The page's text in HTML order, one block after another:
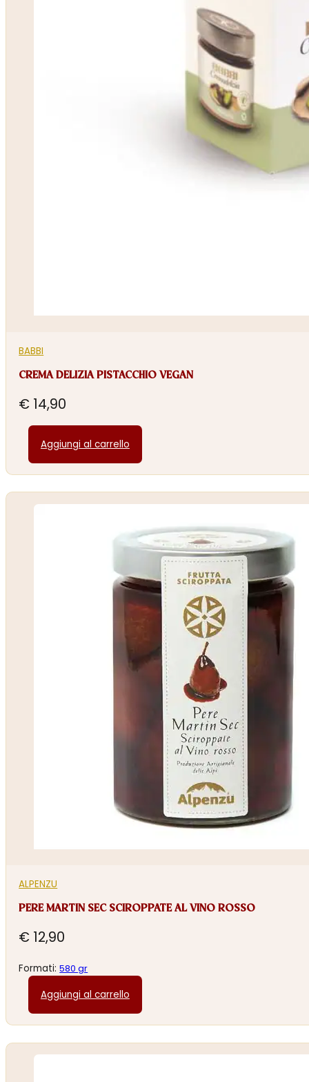
BABBI
CREMA DELIZIA PISTACCHIO VEGAN
€ 14,90
Aggiungi al carrello
ALPENZU
PERE MARTIN SEC SCIROPPATE AL VINO ROSSO
€ 12,90
Formati:580 gr
Aggiungi al carrello